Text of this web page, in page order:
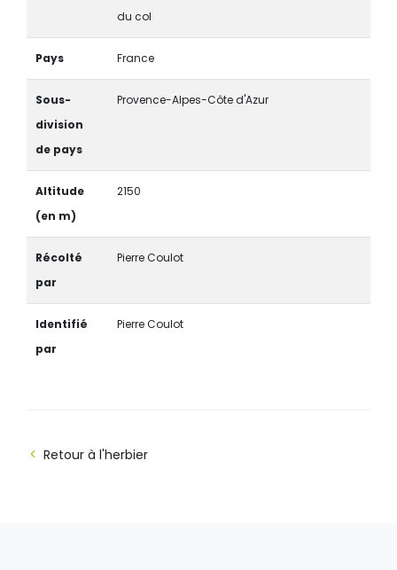
du col
Pays France
Sous-
division
de pays
Provence-Alpes-Côte d'Azur
Altitude
(en m)
2150
Récolté
par
Pierre Coulot
Identifié
par
Pierre Coulot
Retour à l'herbier